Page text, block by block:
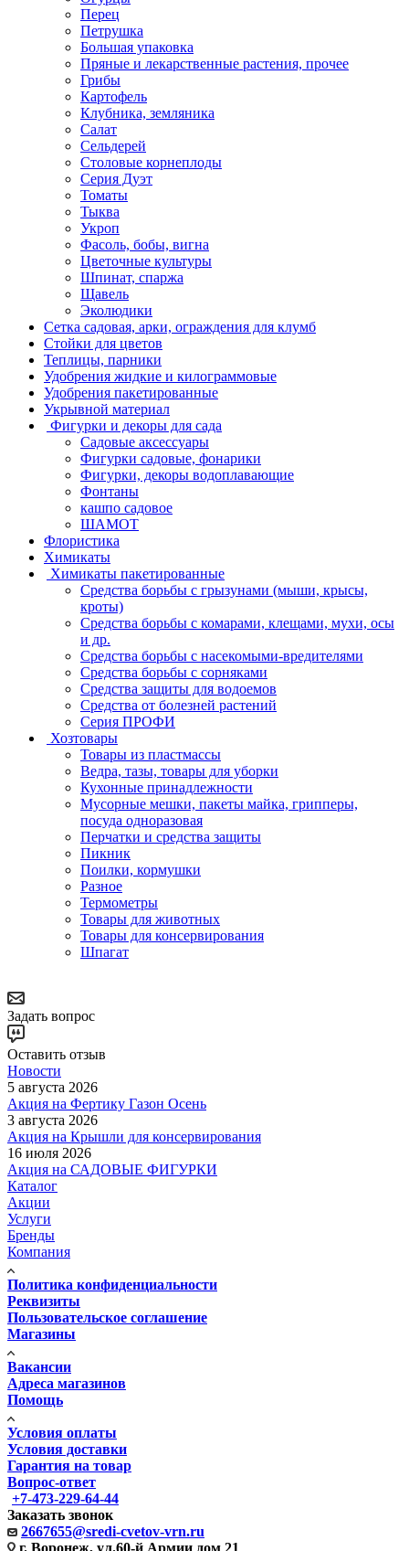
Перец
Петрушка
Большая упаковка
Пряные и лекарственные растения, прочее
Грибы
Картофель
Клубника, земляника
Салат
Сельдерей
Столовые корнеплоды
Серия Дуэт
Томаты
Тыква
Укроп
Фасоль, бобы, вигна
Цветочные культуры
Шпинат, спаржа
Щавель
Эколюдики
Сетка садовая, арки, ограждения для клумб
Стойки для цветов
Теплицы, парники
Удобрения жидкие и килограммовые
Удобрения пакетированные
Укрывной материал
Фигурки и декоры для сада
Садовые аксессуары
Фигурки садовые, фонарики
Фигурки, декоры водоплавающие
Фонтаны
кашпо садовое
ШАМОТ
Флористика
Химикаты
Химикаты пакетированные
Средства борьбы с грызунами (мыши, крысы,
кроты)
Средства борьбы с комарами, клещами, мухи, осы
и др.
Средства борьбы с насекомыми-вредителями
Средства борьбы с сорняками
Средства защиты для водоемов
Средства от болезней растений
Серия ПРОФИ
Хозтовары
Товары из пластмассы
Ведра, тазы, товары для уборки
Кухонные принадлежности
Мусорные мешки, пакеты майка, грипперы,
посуда одноразовая
Перчатки и средства защиты
Пикник
Поилки, кормушки
Разное
Термометры
Товары для животных
Товары для консервирования
Шпагат
Задать вопрос
Оставить отзыв
Новости
5 августа 2026
Акция на Фертику Газон Осень
3 августа 2026
Акция на Крышли для консервирования
16 июля 2026
Акция на САДОВЫЕ ФИГУРКИ
Каталог
Акции
Услуги
Бренды
Компания
Политика конфиденциальности
Реквизиты
Пользовательское соглашение
Магазины
Вакансии
Адреса магазинов
Помощь
Условия оплаты
Условия доставки
Гарантия на товар
Вопрос-ответ
+7-473-229-64-44
Заказать звонок
2667655@sredi-cvetov-vrn.ru
г. Воронеж, ул.60-й Армии дом 21